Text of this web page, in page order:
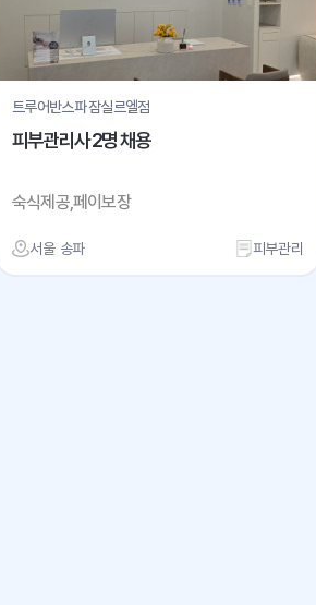
트루어반스파 잠실르엘점
피부관리사 2명 채용
숙식제공,페이보장
서울 송파 피부관리